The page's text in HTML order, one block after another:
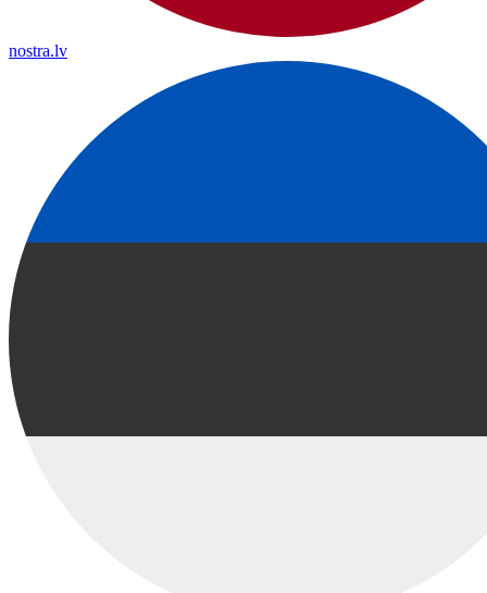
nostra.lv